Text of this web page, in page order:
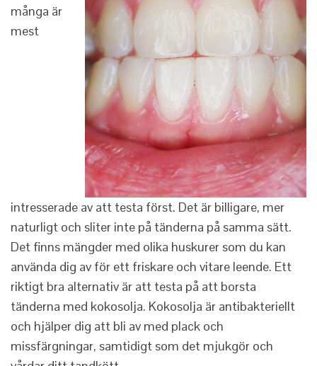
många är
mest
intresserade av att testa först. Det är billigare, mer
naturligt och sliter inte på tänderna på samma sätt.
Det finns mängder med olika huskurer som du kan
använda dig av för ett friskare och vitare leende. Ett
riktigt bra alternativ är att testa på att borsta
tänderna med kokosolja. Kokosolja är antibakteriellt
och hjälper dig att bli av med plack och
missfärgningar, samtidigt som det mjukgör och